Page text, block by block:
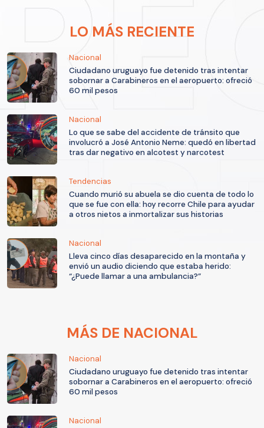
LO MÁS RECIENTE
Nacional
Ciudadano uruguayo fue detenido tras intentar
sobornar a Carabineros en el aeropuerto: ofreció
60 mil pesos
Nacional
Lo que se sabe del accidente de tránsito que
involucró a José Antonio Neme: quedó en libertad
tras dar negativo en alcotest y narcotest
Tendencias
Cuando murió su abuela se dio cuenta de todo lo
que se fue con ella: hoy recorre Chile para ayudar
a otros nietos a inmortalizar sus historias
Nacional
Lleva cinco días desaparecido en la montaña y
envió un audio diciendo que estaba herido:
“¿Puede llamar a una ambulancia?”
MÁS DE NACIONAL
Nacional
Ciudadano uruguayo fue detenido tras intentar
sobornar a Carabineros en el aeropuerto: ofreció
60 mil pesos
Nacional